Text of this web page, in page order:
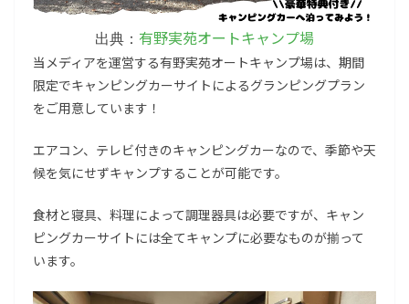
出典： 有野実苑オートキャンプ場
当メディアを運営する有野実苑オートキャンプ場は、期間
限定でキャンピングカーサイトによるグランピングプラン
をご用意しています！
エアコン、テレビ付きのキャンピングカーなので、季節や天
候を気にせずキャンプすることが可能です。
食材と寝具、料理によって調理器具は必要ですが、キャン
ピングカーサイトには全てキャンプに必要なものが揃って
います。